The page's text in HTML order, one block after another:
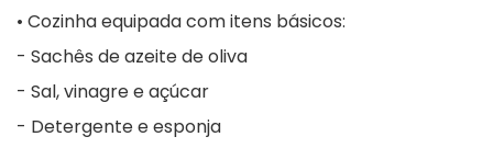
• Cozinha equipada com itens básicos:
- Sachês de azeite de oliva
- Sal, vinagre e açúcar
- Detergente e esponja